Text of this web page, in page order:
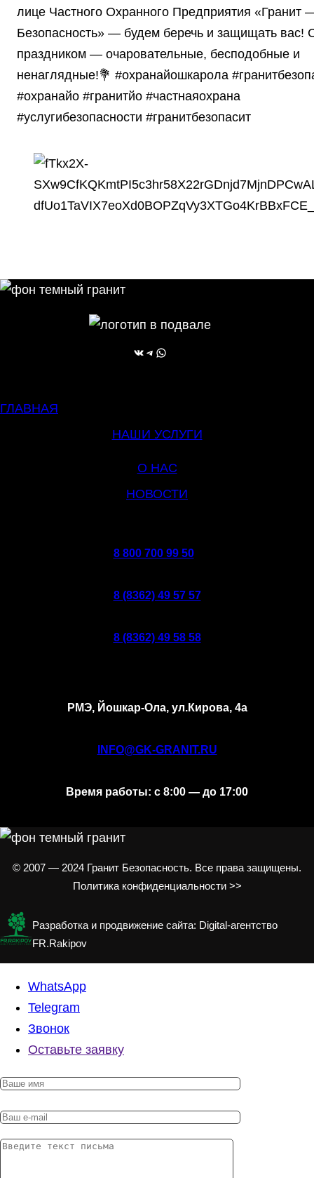
лице Частного Охранного Предприятия «Гранит
Безопасность» — будем беречь и защищать вас!
праздником — очаровательные, бесподобные и
ненаглядные!💐 #охранайошкарола
#охранайо #гранитйо #частнаяохрана
#услугибезопасности #гранитбезопасит
ВКонтакте Telegram WhatsApp
ГЛАВНАЯ
НАШИ УСЛУГИ
О НАС
НОВОСТИ
8 800 700 99 50
8 (8362) 49 57 57
8 (8362) 49 58 58
РМЭ, Йошкар-Ола, ул.Кирова, 4а
INFO@GK-GRANIT.RU
Время работы: с 8:00 — до 17:00
© 2007 — 2024 Гранит Безопасность. Все права защищены.
Политика конфиденциальности >>
Разработка и продвижение сайта: Digital-агентство
FR.Rakipov
WhatsApp
Telegram
Звонок
Оставьте заявку